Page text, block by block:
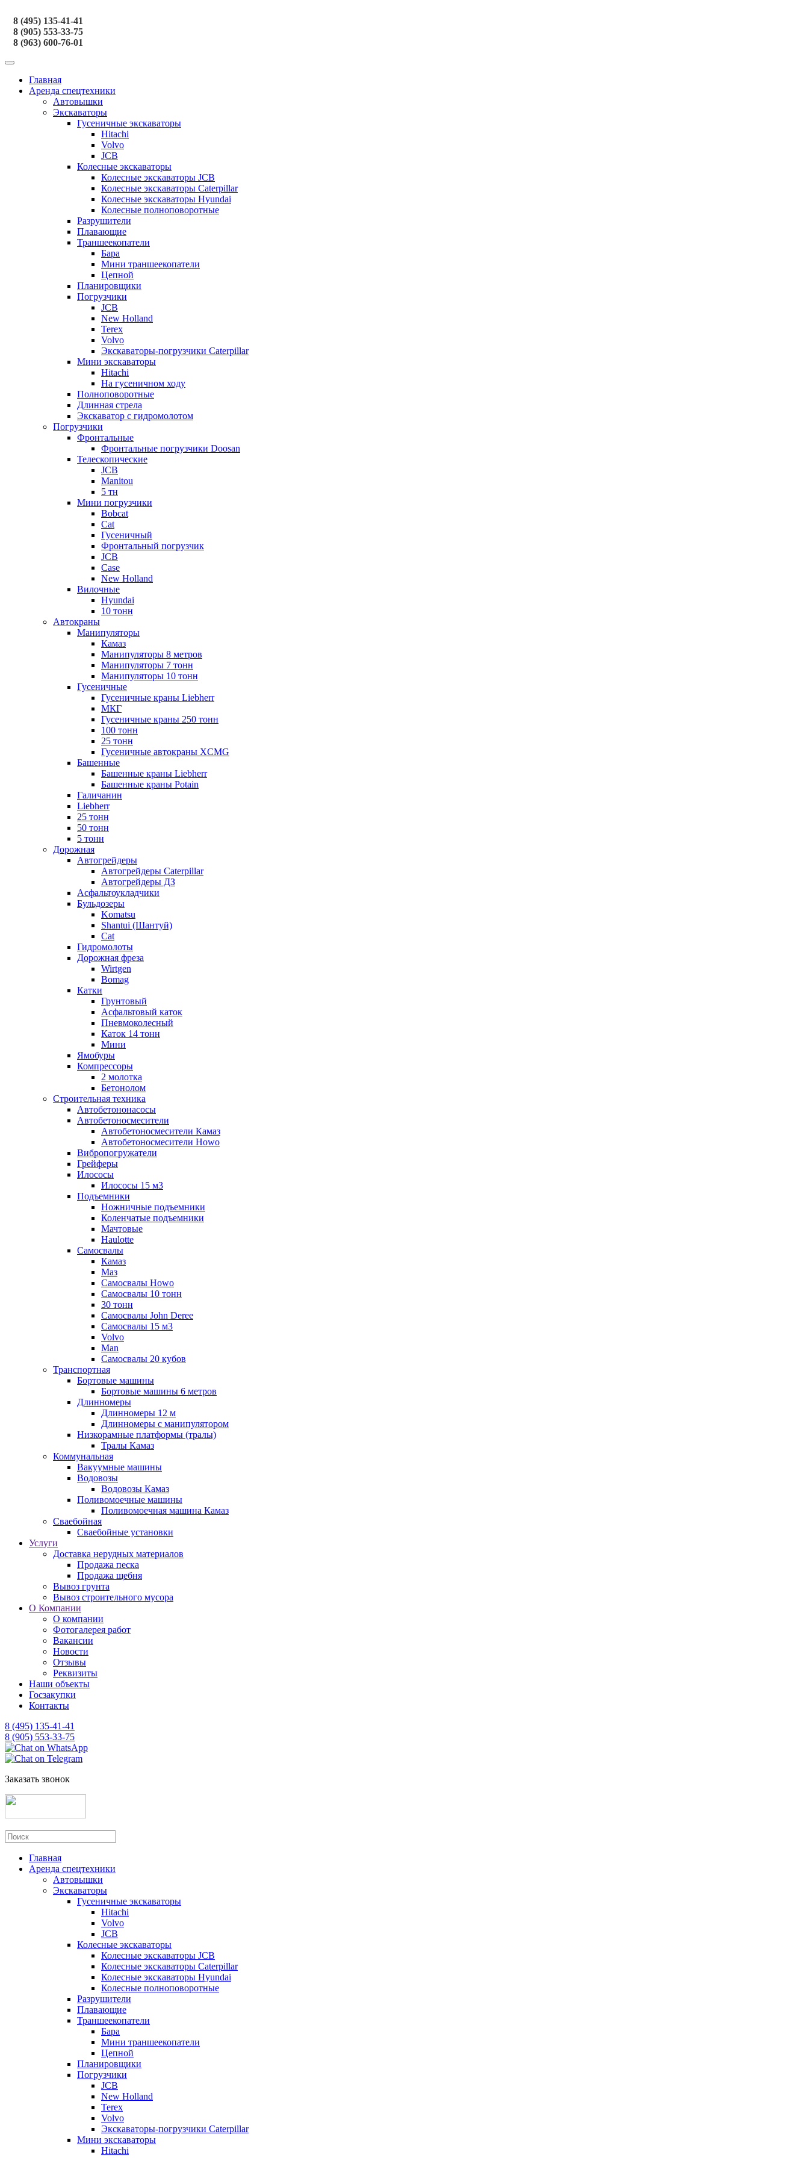
8 (495) 135-41-41
8 (905) 553-33-75
8 (963) 600-76-01
Главная
Аренда спецтехники
Автовышки
Экскаваторы
Гусеничные экскаваторы
Hitachi
Volvo
JCB
Колесные экскаваторы
Колесные экскаваторы JCB
Колесные экскаваторы Caterpillar
Колесные экскаваторы Hyundai
Колесные полноповоротные
Разрушители
Плавающие
Траншеекопатели
Бара
Мини траншеекопатели
Цепной
Планировщики
Погрузчики
JCB
New Holland
Terex
Volvo
Экскаваторы-погрузчики Caterpillar
Мини экскаваторы
Hitachi
На гусеничном ходу
Полноповоротные
Длинная стрела
Экскаватор с гидромолотом
Погрузчики
Фронтальные
Фронтальные погрузчики Doosan
Телескопические
JCB
Manitou
5 тн
Мини погрузчики
Bobcat
Cat
Гусеничный
Фронтальный погрузчик
JCB
Case
New Holland
Вилочные
Hyundai
10 тонн
Автокраны
Манипуляторы
Камаз
Манипуляторы 8 метров
Манипуляторы 7 тонн
Манипуляторы 10 тонн
Гусеничные
Гусеничные краны Liebherr
МКГ
Гусеничные краны 250 тонн
100 тонн
25 тонн
Гусеничные автокраны XCMG
Башенные
Башенные краны Liebherr
Башенные краны Potain
Галичанин
Liebherr
25 тонн
50 тонн
5 тонн
Дорожная
Автогрейдеры
Автогрейдеры Caterpillar
Автогрейдеры ДЗ
Асфальтоукладчики
Бульдозеры
Komatsu
Shantui (Шантуй)
Cat
Гидромолоты
Дорожная фреза
Wirtgen
Bomag
Катки
Грунтовый
Асфальтовый каток
Пневмоколесный
Каток 14 тонн
Мини
Ямобуры
Компрессоры
2 молотка
Бетонолом
Строительная техника
Автобетононасосы
Автобетоносмесители
Автобетоносмесители Камаз
Автобетоносмесители Howo
Вибропогружатели
Грейферы
Илососы
Илососы 15 м3
Подъемники
Ножничные подъемники
Коленчатые подъемники
Мачтовые
Haulotte
Самосвалы
Камаз
Маз
Самосвалы Howo
Самосвалы 10 тонн
30 тонн
Самосвалы John Deree
Самосвалы 15 м3
Volvo
Man
Самосвалы 20 кубов
Транспортная
Бортовые машины
Бортовые машины 6 метров
Длинномеры
Длинномеры 12 м
Длинномеры с манипулятором
Низкорамные платформы (тралы)
Тралы Камаз
Коммунальная
Вакуумные машины
Водовозы
Водовозы Камаз
Поливомоечные машины
Поливомоечная машина Камаз
Сваебойная
Сваебойные установки
Услуги
Доставка нерудных материалов
Продажа песка
Продажа щебня
Вывоз грунта
Вывоз строительного мусора
О Компании
О компании
Фотогалерея работ
Вакансии
Новости
Отзывы
Реквизиты
Наши объекты
Госзакупки
Контакты
8 (495) 135-41-41
8 (905) 553-33-75
Заказать звонок
Главная
Аренда спецтехники
Автовышки
Экскаваторы
Гусеничные экскаваторы
Hitachi
Volvo
JCB
Колесные экскаваторы
Колесные экскаваторы JCB
Колесные экскаваторы Caterpillar
Колесные экскаваторы Hyundai
Колесные полноповоротные
Разрушители
Плавающие
Траншеекопатели
Бара
Мини траншеекопатели
Цепной
Планировщики
Погрузчики
JCB
New Holland
Terex
Volvo
Экскаваторы-погрузчики Caterpillar
Мини экскаваторы
Hitachi